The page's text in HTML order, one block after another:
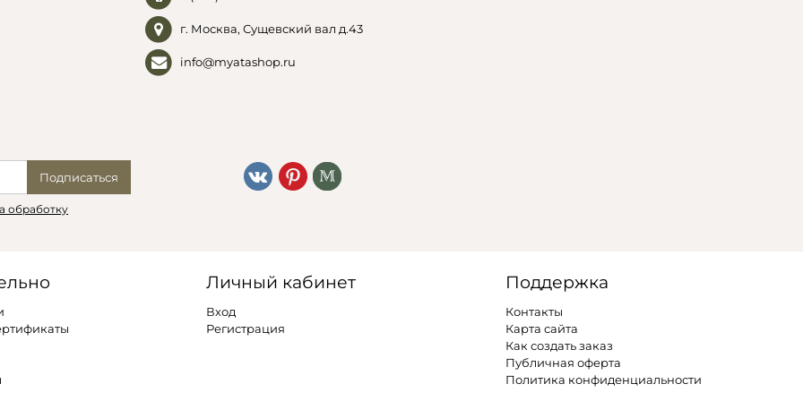
Подписаться
обработку
г. Москва, Сущевский вал д.43
info@myatashop.ru
Личный кабинет
Вход
Регистрация
Поддержка
Контакты
Карта сайта
Как создать заказ
Публичная оферта
Политика конфиденциальности